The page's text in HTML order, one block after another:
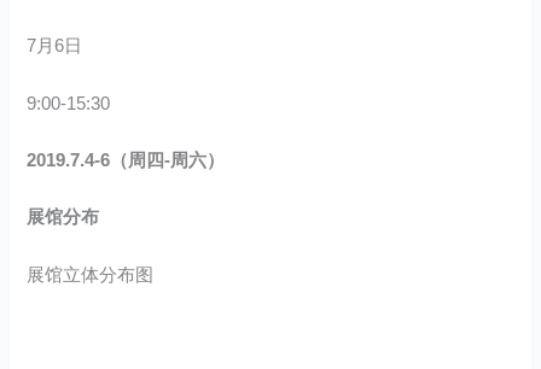
7月6日
9:00-15:30
2019.7.4-6（周四-周六）
展馆分布
展馆立体分布图